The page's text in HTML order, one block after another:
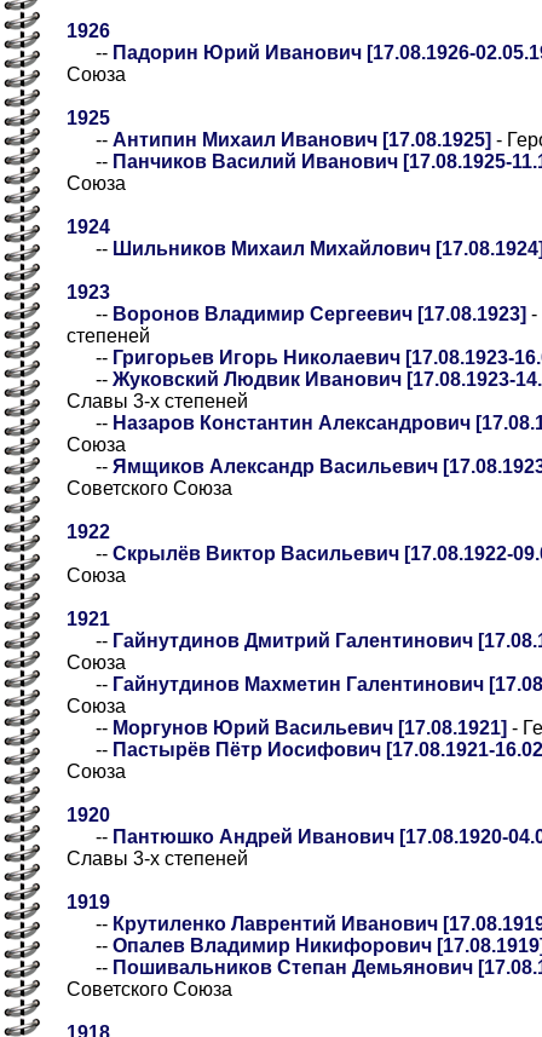
1926
-- Падорин Юрий Иванович [17.08.1926-
Союза
1925
-- Антипин Михаил Иванович [17.08.1925] -
-- Панчиков Василий Иванович [17.08.1925-
Союза
1924
-- Шильников Михаил Михайлович
1923
-- Воронов Владимир Сергеевич [17.08.1923] -
степеней
-- Григорьев Игорь Николаевич [17.08.1923-
-- Жуковский Людвик Иванович [17.08.1923-
Славы 3-х степеней
-- Назаров Константин Александрович
Союза
-- Ямщиков Александр Васильевич
Советского Союза
1922
-- Скрылёв Виктор Васильевич [17.08.1922-
Союза
1921
-- Гайнутдинов Дмитрий Галентинович
Союза
-- Гайнутдинов Махметин Галентинович
Союза
-- Моргунов Юрий Васильевич [17.08.1921] -
-- Пастырёв Пётр Иосифович [17.08.1921-
Союза
1920
-- Пантюшко Андрей Иванович [17.08.1920-
Славы 3-х степеней
1919
-- Крутиленко Лаврентий Иванович
-- Опалев Владимир Никифорович
-- Пошивальников Степан Демьянович
Советского Союза